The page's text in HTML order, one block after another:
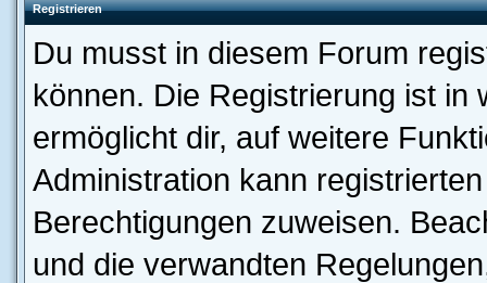
Registrieren
Du musst in diesem Forum
können. Die Registrierung ist in
ermöglicht dir, auf weitere
Administration kann
Berechtigungen zuweisen.
und die verwandten